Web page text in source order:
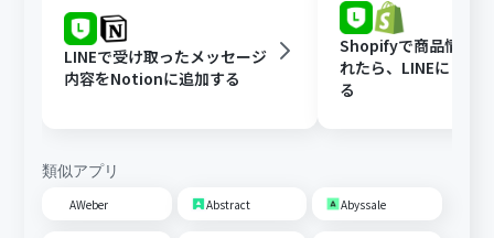
LINEで受け取ったメッセージ
内容をNotionに追加する
Shopifyで商品情報が
れたら、LINEに自動
る
類似アプリ
AWeber Abstract Abyssale